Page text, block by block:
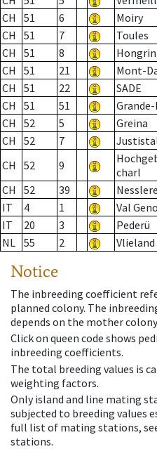
CH
51 6 Moiry
CH
51 7 Toules
CH
51 8 Hongrin
CH
51 21 Mont-
CH
51 22 SADE
CH
51 51
CH
52 5 Greina
CH
52 7
CH
52 9
charl
CH
52 39
IT
4 1 Val
IT
20 3 Pederü
NL 55 2 Vlieland
Notice
The inbreeding coefficient
planned colony. The
depends on the mother colony
Click on queen code shows
inbreeding coefficients.
The total breeding values is
weighting factors.
Only island and line mating
subjected to breeding values
full list of mating stations,
stations.